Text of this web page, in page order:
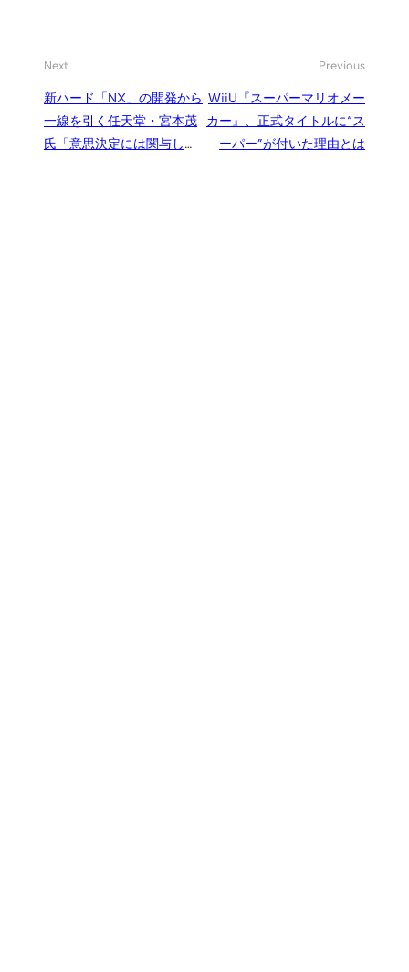
Next
新ハード「NX」の開発から
一線を引く任天堂・宮本茂
氏「意思決定には関与しな
Previous
WiiU『スーパーマリオメー
カー』、正式タイトルに“ス
ーパー”が付いた理由とは